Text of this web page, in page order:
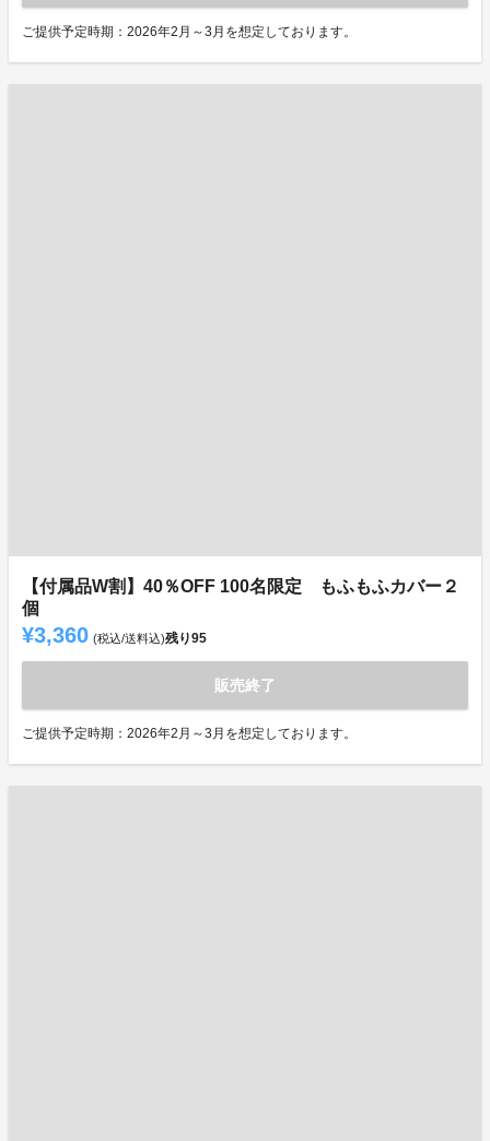
ご提供予定時期：2026年2月～3月を想定しております。
【付属品W割】40％OFF 100名限定 もふもふカバー２
個
¥3,360 (税込/送料込)残り95
販売終了
ご提供予定時期：2026年2月～3月を想定しております。